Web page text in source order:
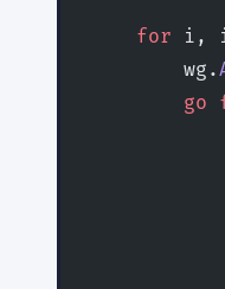
    for
i,
        wg.
        go